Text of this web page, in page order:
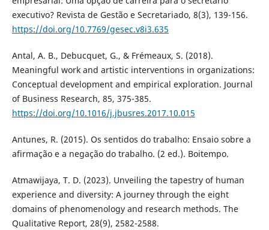
executivo? Revista de Gestão e Secretariado, 8(3), 139-156.
https://doi.org/10.7769/gesec.v8i3.635
Antal, A. B., Debucquet, G., & Frémeaux, S. (2018).
Meaningful work and artistic interventions in organizations:
Conceptual development and empirical exploration. Journal
of Business Research, 85, 375-385.
https://doi.org/10.1016/j.jbusres.2017.10.015
Antunes, R. (2015). Os sentidos do trabalho: Ensaio sobre a
afirmação e a negação do trabalho. (2 ed.). Boitempo.
Atmawijaya, T. D. (2023). Unveiling the tapestry of human
experience and diversity: A journey through the eight
domains of phenomenology and research methods. The
Qualitative Report, 28(9), 2582-2588.